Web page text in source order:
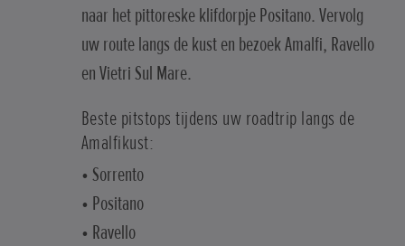
naar het pittoreske klifdorpje Positano. Vervolg
uw route langs de kust en bezoek Amalfi, Ravello
en Vietri Sul Mare.
Beste pitstops tijdens uw roadtrip langs de
Amalfikust:
• Sorrento
• Positano
• Ravello